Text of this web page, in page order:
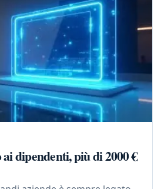
dipendenti, più di 2000 €